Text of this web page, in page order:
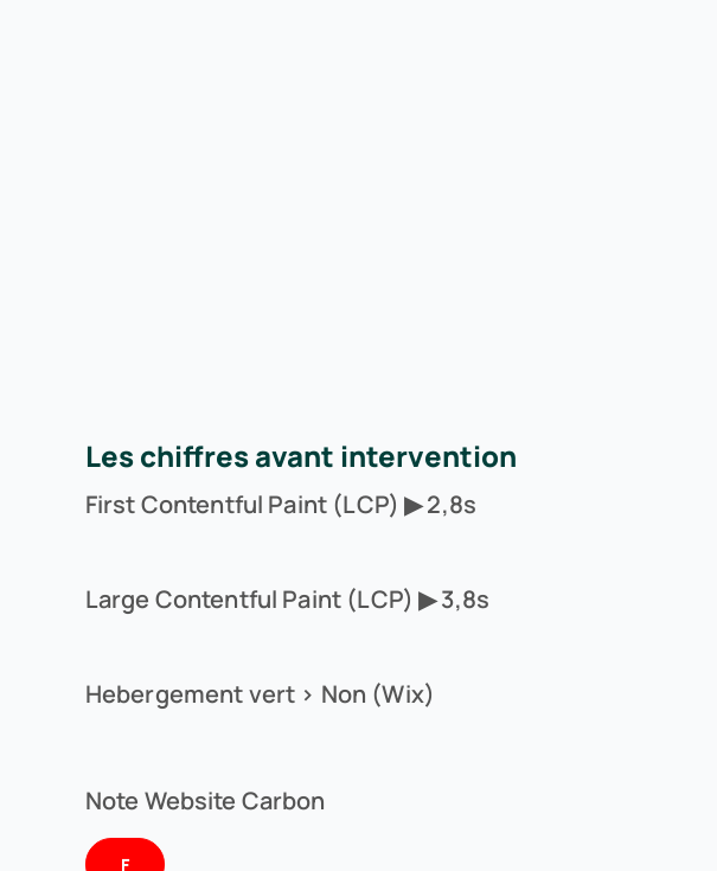
Les chiffres avant intervention
First Contentful Paint (LCP) ▶ 2,8s
Large Contentful Paint (LCP) ▶ 3,8s
Hebergement vert > Non (Wix)
Note Website Carbon
F